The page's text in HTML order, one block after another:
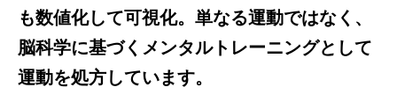
も数値化して可視化。単なる運動ではなく、
脳科学に基づくメンタルトレーニングとして
運動を処方しています。